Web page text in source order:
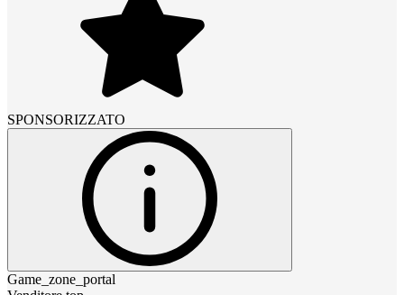
SPONSORIZZATO
Game_zone_portal